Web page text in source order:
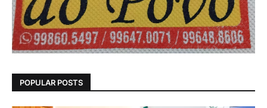
POPULAR POSTS